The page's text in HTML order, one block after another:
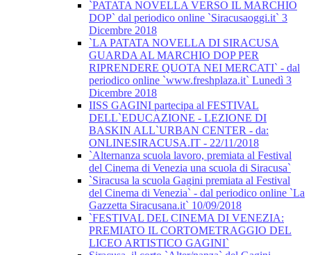
`PATATA NOVELLA VERSO IL MARCHIO
DOP` dal periodico online `Siracusaoggi.it` 3
Dicembre 2018
`LA PATATA NOVELLA DI SIRACUSA
GUARDA AL MARCHIO DOP PER
RIPRENDERE QUOTA NEI MERCATI` - dal
periodico online `www.freshplaza.it` Lunedì 3
Dicembre 2018
IISS GAGINI partecipa al FESTIVAL
DELL`EDUCAZIONE - LEZIONE DI
BASKIN ALL`URBAN CENTER - da:
ONLINESIRACUSA.IT - 22/11/2018
`Alternanza scuola lavoro, premiata al Festival
del Cinema di Venezia una scuola di Siracusa`
`Siracusa la scuola Gagini premiata al Festival
del Cinema di Venezia` - dal periodico online `La
Gazzetta Siracusana.it` 10/09/2018
`FESTIVAL DEL CINEMA DI VENEZIA:
PREMIATO IL CORTOMETRAGGIO DEL
LICEO ARTISTICO GAGINI`